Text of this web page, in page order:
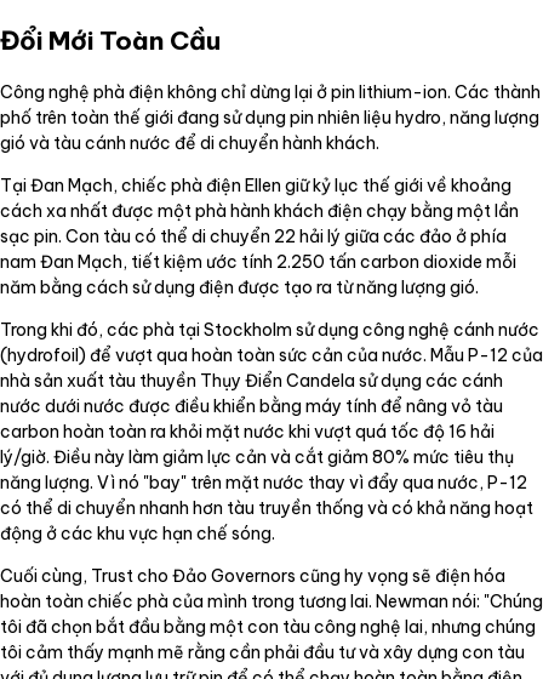
Đổi Mới Toàn Cầu
Công nghệ phà điện không chỉ dừng lại ở pin lithium-ion. Các thành
phố trên toàn thế giới đang sử dụng pin nhiên liệu hydro, năng lượng
gió và tàu cánh nước để di chuyển hành khách.
Tại Đan Mạch, chiếc phà điện Ellen giữ kỷ lục thế giới về khoảng
cách xa nhất được một phà hành khách điện chạy bằng một lần
sạc pin. Con tàu có thể di chuyển 22 hải lý giữa các đảo ở phía
nam Đan Mạch, tiết kiệm ước tính 2.250 tấn carbon dioxide mỗi
năm bằng cách sử dụng điện được tạo ra từ năng lượng gió.
Trong khi đó, các phà tại Stockholm sử dụng công nghệ cánh nước
(hydrofoil) để vượt qua hoàn toàn sức cản của nước. Mẫu P-12 của
nhà sản xuất tàu thuyền Thụy Điển Candela sử dụng các cánh
nước dưới nước được điều khiển bằng máy tính để nâng vỏ tàu
carbon hoàn toàn ra khỏi mặt nước khi vượt quá tốc độ 16 hải
lý/giờ. Điều này làm giảm lực cản và cắt giảm 80% mức tiêu thụ
năng lượng. Vì nó "bay" trên mặt nước thay vì đẩy qua nước, P-12
có thể di chuyển nhanh hơn tàu truyền thống và có khả năng hoạt
động ở các khu vực hạn chế sóng.
Cuối cùng, Trust cho Đảo Governors cũng hy vọng sẽ điện hóa
hoàn toàn chiếc phà của mình trong tương lai. Newman nói: "Chúng
tôi đã chọn bắt đầu bằng một con tàu công nghệ lai, nhưng chúng
tôi cảm thấy mạnh mẽ rằng cần phải đầu tư và xây dựng con tàu